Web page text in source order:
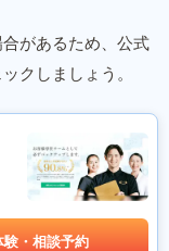
があるため、公式
クしましょう。
験・相談予約